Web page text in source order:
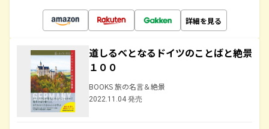
詳細を見る
道しるべとなるドイツのことばと絶景
１００
BOOKS 旅の名言＆絶景
2022.11.04 発売